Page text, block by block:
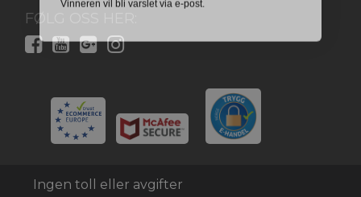
FØLG OSS HER:
Ingen toll eller avgifter